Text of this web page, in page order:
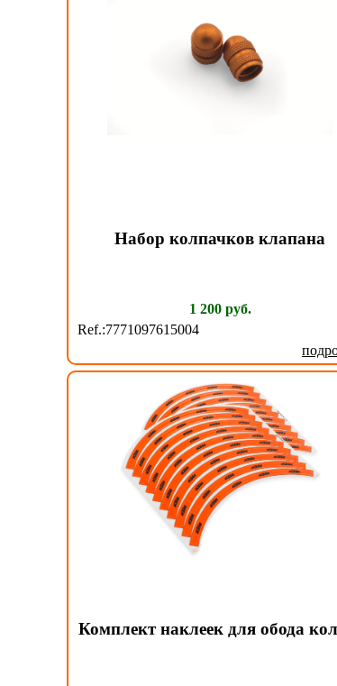
Набор колпачков клапана
1 200 руб.
Ref.:7771097615004
Комплект наклеек для обода